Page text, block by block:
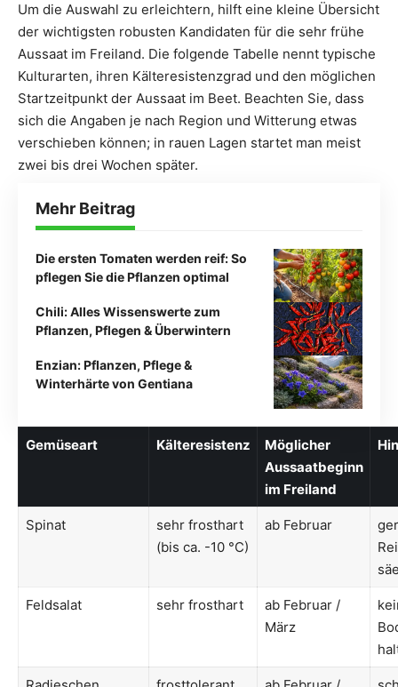
Um die Auswahl zu erleichtern, hilft eine kleine Übersicht
der wichtigsten robusten Kandidaten für die sehr frühe
Aussaat im Freiland. Die folgende Tabelle nennt typische
Kulturarten, ihren Kälteresistenzgrad und den möglichen
Startzeitpunkt der Aussaat im Beet. Beachten Sie, dass
sich die Angaben je nach Region und Witterung etwas
verschieben können; in rauen Lagen startet man meist
zwei bis drei Wochen später.
Mehr Beitrag
Die ersten Tomaten werden reif: So
pflegen Sie die Pflanzen optimal
Chili: Alles Wissenswerte zum
Pflanzen, Pflegen & Überwintern
Enzian: Pflanzen, Pflege &
Winterhärte von Gentiana
Gemüseart Kälteresistenz
Möglicher
Aussaatbeginn
im Freiland
Spinat
sehr frosthart
(bis ca. -10 °C)
ab Februar
Feldsalat sehr frosthart
ab Februar /
März